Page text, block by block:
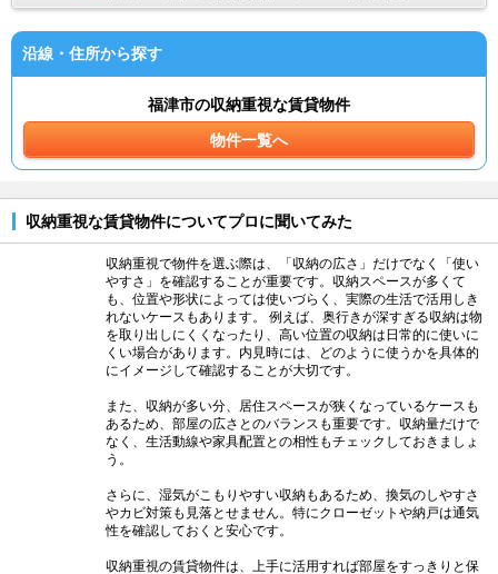
沿線・住所から探す
福津市の収納重視な賃貸物件
物件一覧へ
収納重視な賃貸物件についてプロに聞いてみた
収納重視で物件を選ぶ際は、「収納の広さ」だけでなく「使い
やすさ」を確認することが重要です。収納スペースが多くて
も、位置や形状によっては使いづらく、実際の生活で活用しき
れないケースもあります。 例えば、奥行きが深すぎる収納は物
を取り出しにくくなったり、高い位置の収納は日常的に使いに
くい場合があります。内見時には、どのように使うかを具体的
にイメージして確認することが大切です。
また、収納が多い分、居住スペースが狭くなっているケースも
あるため、部屋の広さとのバランスも重要です。収納量だけで
なく、生活動線や家具配置との相性もチェックしておきましょ
う。
さらに、湿気がこもりやすい収納もあるため、換気のしやすさ
やカビ対策も見落とせません。特にクローゼットや納戸は通気
性を確認しておくと安心です。
収納重視の賃貸物件は、上手に活用すれば部屋をすっきりと保